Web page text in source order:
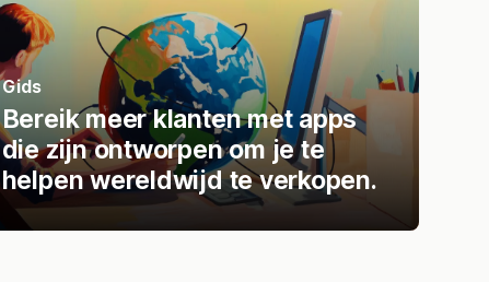
Gids
Bereik meer klanten met apps
die zijn ontworpen om je te
helpen wereldwijd te verkopen.